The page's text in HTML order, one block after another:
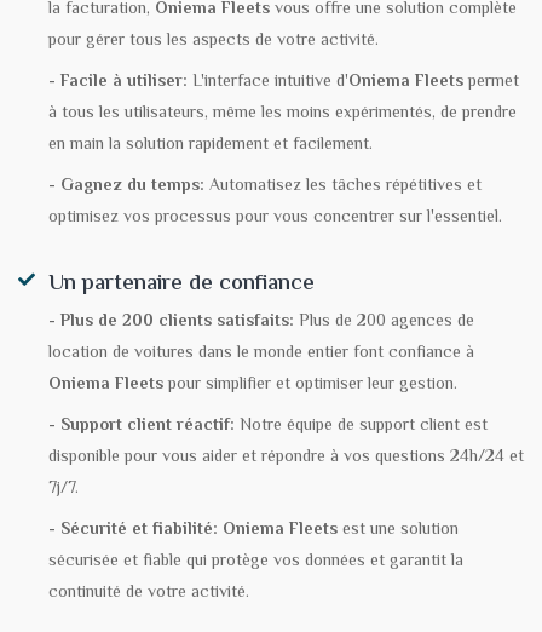
la facturation, Oniema Fleetsvous offre une solution complète
pour gérer tous les aspects de votre activité.
- Facile à utiliser: L'interface intuitive d'Oniema Fleetspermet
à tous les utilisateurs, même les moins expérimentés, de prendre
en main la solution rapidement et facilement.
- Gagnez du temps: Automatisez les tâches répétitives et
optimisez vos processus pour vous concentrer sur l'essentiel.
Un partenaire de confiance
- Plus de 200 clients satisfaits: Plus de 200 agences de
location de voitures dans le monde entier font confiance à
Oniema Fleetspour simplifier et optimiser leur gestion.
- Support client réactif: Notre équipe de support client est
disponible pour vous aider et répondre à vos questions 24h/24 et
7j/7.
- Sécurité et fiabilité: Oniema Fleetsest une solution
sécurisée et fiable qui protège vos données et garantit la
continuité de votre activité.